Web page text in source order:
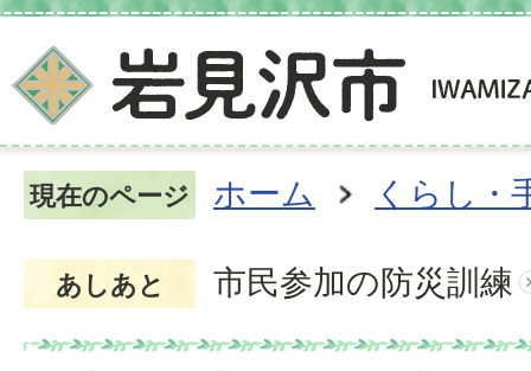
現在のページ ホーム くらし・
あしあと 市民参加の防災訓練